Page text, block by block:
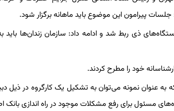
پیرامون این موضوع باید ماهانه برگزار شود.
ذی ربط شد و ادامه داد: سازمان زندان‌ها
خود را مطرح کردند.
نمونه می‌توان به تشکیل یک کارگروه در ذیل
مسئول برای رفع مشکلات موجود در راه اندازی بانک